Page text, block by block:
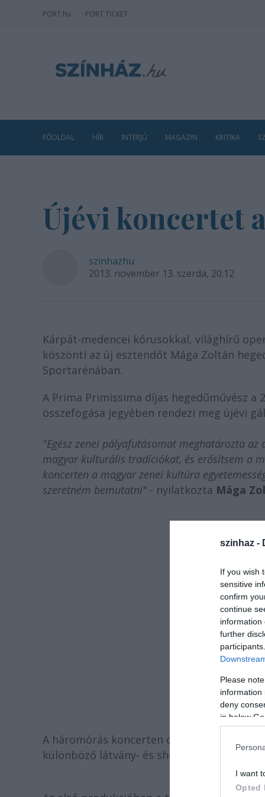
szinhaz -
If you wish
sensitive
confirm
continue
information
further
Please
information
deny
in below
I want
Opted
PORT.hu PORT TICKET
FŐOLDAL HÍR INTERJÚ MAGAZIN KRITIKA
Újévi koncertet
szinhazhu
2013. november 13. szerda, 20:12
Kárpát-medencei kórusokkal, világhírű
köszönti az új esztendőt Mága Zoltán
Sportarénában.
A Prima Primissima díjas hegedűművész a
összefogása jegyében rendezi meg újévi
"Egész zenei pályafutásomat meghatározta
magyar kulturális tradíciókat, és erősítsem a
koncerten a magyar zenei kultúra
szeretném bemutatni" - nyilatkozta Mága
A háromórás koncerten csaknem 500
különböző látvány- és show-elemek, a